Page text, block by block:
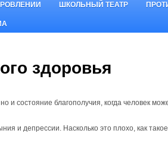
ШКОЛЬНЫЙ ТЕАТР
здоровья
и состояние благополучия, когда человек
и депрессии. Насколько это плохо, как